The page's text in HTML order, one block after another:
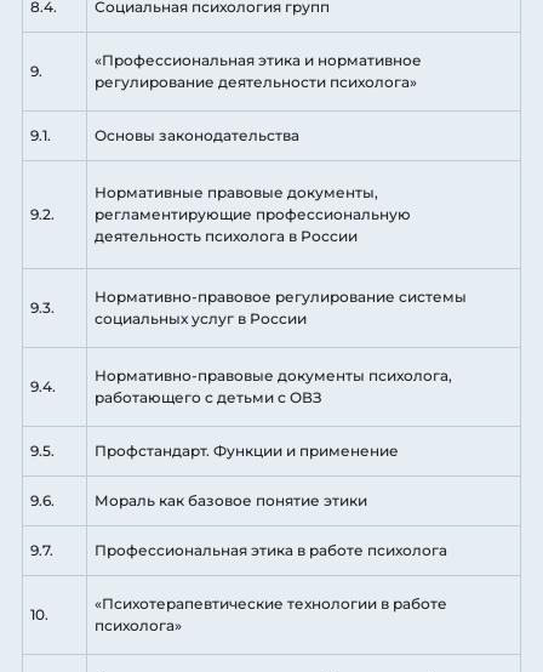
8.4. Социальная психология групп
9.
«Профессиональная этика и нормативное
регулирование деятельности психолога»
9.1. Основы законодательства
9.2.
Нормативные правовые документы,
регламентирующие профессиональную
деятельность психолога в России
9.3.
Нормативно-правовое регулирование системы
социальных услуг в России
9.4.
Нормативно-правовые документы психолога,
работающего с детьми с ОВЗ
9.5. Профстандарт. Функции и применение
9.6. Мораль как базовое понятие этики
9.7. Профессиональная этика в работе психолога
10.
«Психотерапевтические технологии в работе
психолога»